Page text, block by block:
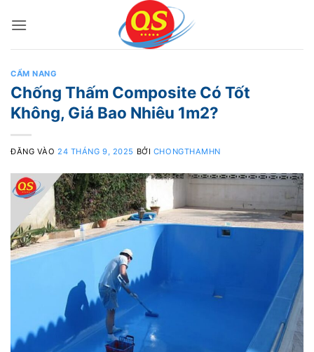
qua
CẨM NANG
Chống Thấm Composite Có Tốt
Không, Giá Bao Nhiêu 1m2?
ĐĂNG VÀO 24 THÁNG 9, 2025 BỞI CHONGTHAMHN